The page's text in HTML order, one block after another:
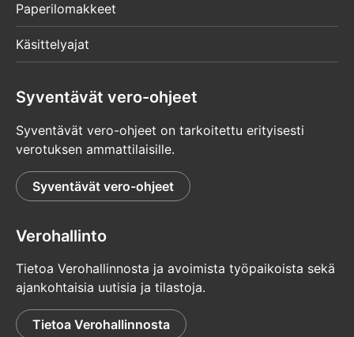
Paperilomakkeet
Käsittelyajat
Syventävät vero-ohjeet
Syventävät vero-ohjeet on tarkoitettu erityisesti
verotuksen ammattilaisille.
Syventävät vero-ohjeet
Verohallinto
Tietoa Verohallinnosta ja avoimista työpaikoista sekä
ajankohtaisia uutisia ja tilastoja.
Tietoa Verohallinnosta